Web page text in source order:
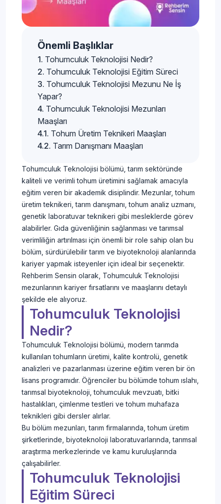
Önemli Başlıklar
Tohumculuk Teknolojisi Nedir?
Tohumculuk Teknolojisi Eğitim Süreci
Tohumculuk Teknolojisi Mezunu Ne İş
Yapar?
Tohumculuk Teknolojisi Mezunları
Maaşları
Tohum Üretim Teknikeri Maaşları
Tarım Danışmanı Maaşları
Tohumculuk Teknolojisi bölümü, tarım sektöründe
kaliteli ve verimli tohum üretimini sağlamak amacıyla
eğitim veren bir akademik disiplindir. Mezunlar, tohum
üretim teknikeri, tarım danışmanı, tohum analiz uzmanı,
genetik laboratuvar teknikeri gibi mesleklerde görev
alabilirler. Gıda güvenliğinin sağlanması ve tarımsal
verimliliğin artırılması için önemli bir role sahip olan bu
bölüm, sürdürülebilir tarım ve biyoteknoloji alanlarında
kariyer yapmak isteyenler için ideal bir seçenektir.
Rehberim Sensin olarak, Tohumculuk Teknolojisi
mezunlarının kariyer fırsatlarını ve maaşlarını detaylı
şekilde ele alıyoruz.
Tohumculuk Teknolojisi
Nedir?
Tohumculuk Teknolojisi bölümü, modern tarımda
kullanılan tohumların üretimi, kalite kontrolü, genetik
analizleri ve pazarlanması üzerine eğitim veren bir ön
lisans programıdır. Öğrenciler bu bölümde tohum ıslahı,
tarımsal biyoteknoloji, tohumculuk mevzuatı, bitki
hastalıkları, çimlenme testleri ve tohum muhafaza
teknikleri gibi dersler alırlar.
Bu bölüm mezunları, tarım firmalarında, tohum üretim
şirketlerinde, biyoteknoloji laboratuvarlarında, tarımsal
araştırma merkezlerinde ve kamu kuruluşlarında
çalışabilirler.
Tohumculuk Teknolojisi
Eğitim Süreci